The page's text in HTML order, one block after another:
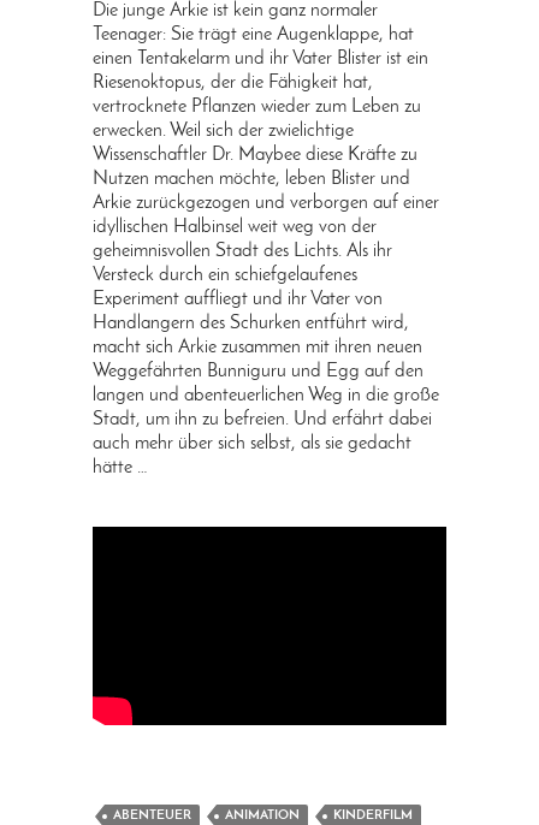
Die junge Arkie ist kein ganz normaler
Teenager: Sie trägt eine Augenklappe, hat
einen Tentakelarm und ihr Vater Blister ist ein
Riesenoktopus, der die Fähigkeit hat,
vertrocknete Pflanzen wieder zum Leben zu
erwecken. Weil sich der zwielichtige
Wissenschaftler Dr. Maybee diese Kräfte zu
Nutzen machen möchte, leben Blister und
Arkie zurückgezogen und verborgen auf einer
idyllischen Halbinsel weit weg von der
geheimnisvollen Stadt des Lichts. Als ihr
Versteck durch ein schiefgelaufenes
Experiment auffliegt und ihr Vater von
Handlangern des Schurken entführt wird,
macht sich Arkie zusammen mit ihren neuen
Weggefährten Bunniguru und Egg auf den
langen und abenteuerlichen Weg in die große
Stadt, um ihn zu befreien. Und erfährt dabei
auch mehr über sich selbst, als sie gedacht
hätte …
ABENTEUER ANIMATION KINDERFILM